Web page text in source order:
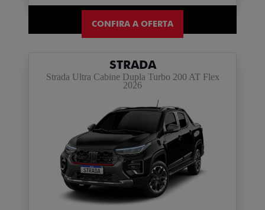
CONFIRA A OFERTA
STRADA
Strada Ultra Cabine Dupla Turbo 200 AT Flex
2026